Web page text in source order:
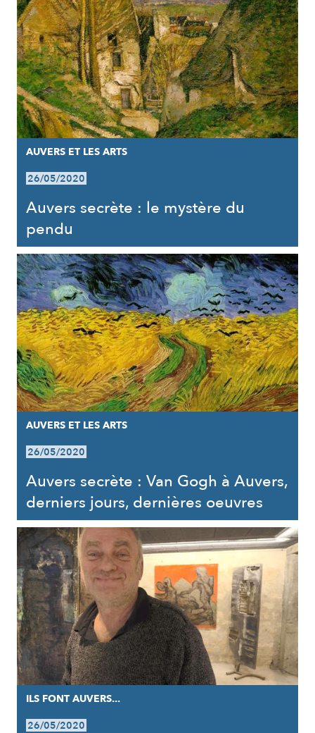
AUVERS ET LES ARTS
26/05/2020
Auvers secrète : le mystère du
pendu
AUVERS ET LES ARTS
26/05/2020
Auvers secrète : Van Gogh à Auvers,
derniers jours, dernières oeuvres
ILS FONT AUVERS...
26/05/2020